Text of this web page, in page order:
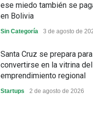
ese miedo también se
en Bolivia
Sin Categoría 3 de agosto de
Santa Cruz se prepara para
convertirse en la vitrina del
emprendimiento regional
Startups 2 de agosto de 2026